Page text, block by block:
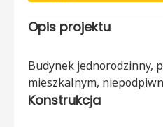
Opis projektu
Budynek jednorodzinny,
mieszkalnym,
Konstrukcja